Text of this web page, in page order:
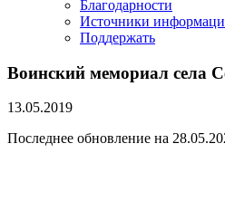
Благодарности
Источники
Поддержать
Воинский мемориал села
13.05.2019
Последнее обновление на